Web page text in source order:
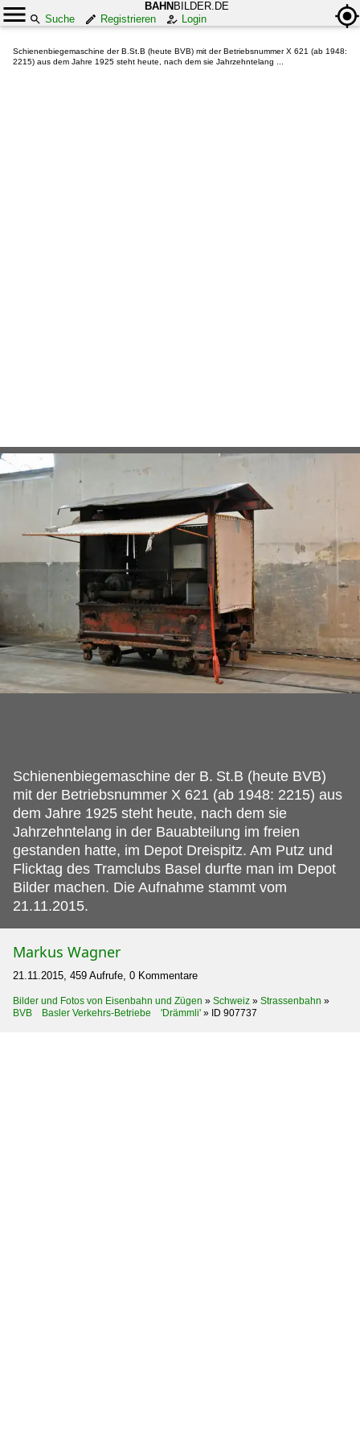
BAHN BILDER.DE
Suche
Registrieren Login
Schienenbiegemaschine der B.St.B (heute BVB) mit der Betriebsnummer X 621 (ab 1948:
2215) aus dem Jahre 1925 steht heute, nach dem sie Jahrzehntelang ...
Schienenbiegemaschine der B. St.B (heute BVB)
mit der Betriebsnummer X 621 (ab 1948: 2215) aus
dem Jahre 1925 steht heute, nach dem sie
Jahrzehntelang in der Bauabteilung im freien
gestanden hatte, im Depot Dreispitz. Am Putz und
Flicktag des Tramclubs Basel durfte man im Depot
Bilder machen. Die Aufnahme stammt vom
21.11.2015.
Markus Wagner
21.11.2015, 459 Aufrufe, 0 Kommentare
Bilder und Fotos von Eisenbahn und Zügen » Schweiz » Strassenbahn »
BVB Basler Verkehrs-Betriebe 'Drämmli' » ID 907737